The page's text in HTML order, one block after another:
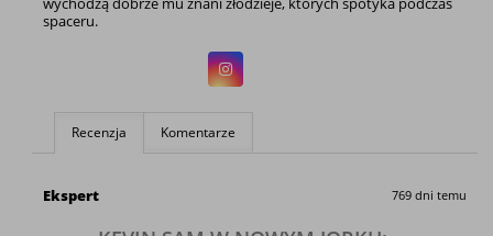
spaceru.
Recenzja Komentarze
769 dni temu
Ekspert